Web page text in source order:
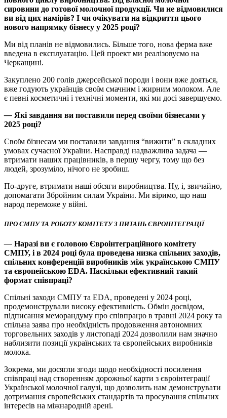
сировини до готової молочної продукції. Чи не відмовилися
ви від цих намірів? І чи очікувати на відкриття цього
нового напрямку бізнесу у 2025 році?
Ми від планів не відмовились. Більше того, нова ферма вже
введена в експлуатацію. Цей проект ми реалізовуємо на
Черкащині.
Закуплено 200 голів джерсейської породи і вони вже дояться,
вже годують українців своїм смачним і жирним молоком. Але
є певні косметичні і технічні моменти, які ми досі завершуємо.
— Які завдання ви поставили перед своїми бізнесами у
2025 році?
Своїм бізнесам ми поставили завдання “вижити” в складних
умовах сучасної України. Насправді надважлива задача —
втримати наших працівників, в першу чергу, тому що без
людей, зрозуміло, нічого не зробиш.
По-друге, втримати наші обсяги виробництва. Ну, і, звичайно,
допомагати Збройним силам України. Ми віримо, що наш
народ переможе у війні.
ПРО СМПУ ТА РОБОТУ КОМІТЕТУ З ПИТАНЬ ЄВРОІНТЕГРАЦІЇ
— Наразі ви є головою Євроінтеграційного комітету
СМПУ, і в 2024 році була проведена низка спільних заходів,
спільних конференцій виробників між українською СМПУ
та європейською EDA. Наскільки ефективний такий
формат співпраці?
Спільні заходи СМПУ та EDA, проведені у 2024 році,
продемонстрували високу ефективність. Обмін досвідом,
підписання меморандуму про співпрацю в травні 2024 року та
спільна заява про необхідність продовження автономних
торговельних заходів у листопаді 2024 дозволили нам значно
наблизити позиції українських та європейських виробників
молока.
Зокрема, ми досягли згоди щодо необхідності посилення
співпраці над створенням дорожньої карти з євроінтеграції
Української молочної галузі, що дозволить нам демонструвати
дотримання європейських стандартів та просування спільних
інтересів на міжнародній арені.